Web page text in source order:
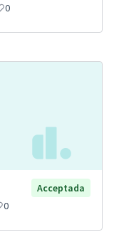
0
Acceptada
0